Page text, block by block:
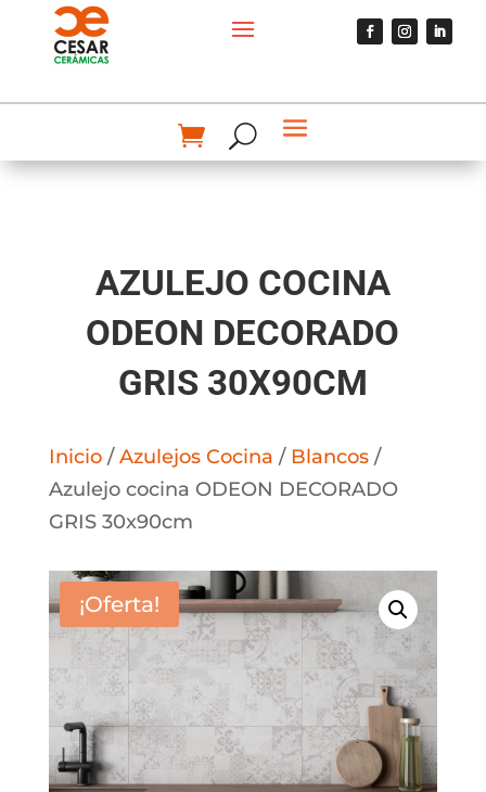
AZULEJO COCINA
ODEON DECORADO
GRIS 30X90CM
Inicio/Azulejos Cocina / Blancos/
Azulejo cocina ODEON DECORADO
GRIS 30x90cm
¡Oferta!